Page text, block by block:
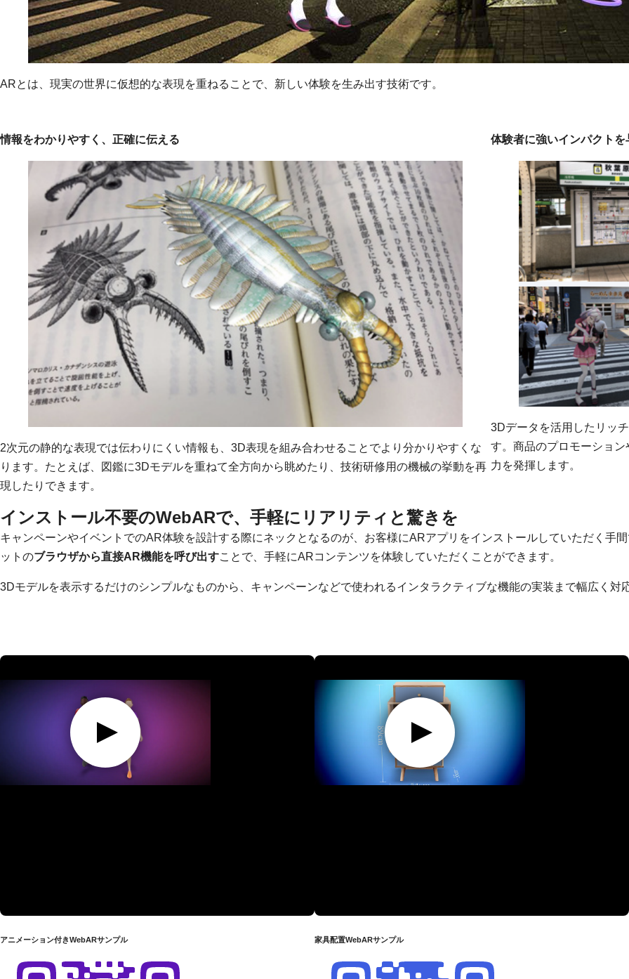
ARとは、現実の世界に仮想的な表現を重ねることで、新しい体験を生み出す技術です。
情報をわかりやすく、正確に伝える
2次元の静的な表現では伝わりにくい情報も、3D表現を組み合わせることでより分かりやすくな
ります。たとえば、図鑑に3Dモデルを重ねて全方向から眺めたり、技術研修用の機械の挙動を再
現したりできます。
体験者に強いインパクトを
3Dデータを活用したリッ
す。商品のプロモーショ
力を発揮します。
インストール不要のWebARで、手軽にリアリティと驚きを
キャンペーンやイベントでのAR体験を設計する際にネックとなるのが、お客様にARアプリをインストールしていただく手
ットのブラウザから直接AR機能を呼び出すことで、手軽にARコンテンツを体験していただくことができます。
3Dモデルを表示するだけのシンプルなものから、キャンペーンなどで使われるインタラクティブな機能の実装まで幅広く対
アニメーション付きWebARサンプル 家具配置WebARサンプル